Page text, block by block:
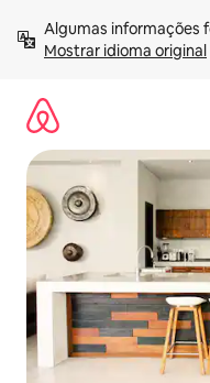
para
Mostrar idioma original